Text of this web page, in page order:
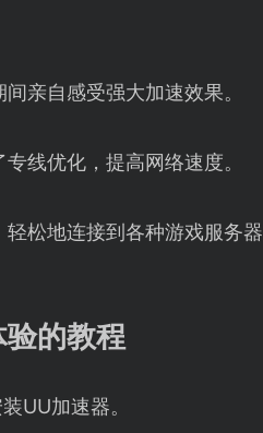
亲自感受强大加速效果。
线优化，提高网络速度。
松地连接到各种游戏服务
的教程
UU加速器。